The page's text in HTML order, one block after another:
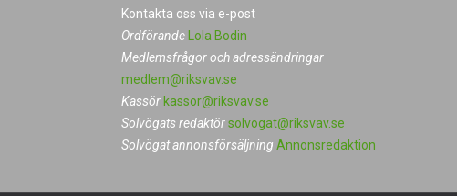
Kontakta oss via e-post
Ordförande
Lola Bodin
Medlemsfrågor och adressändringar
medlem@riksvav.se
Kassör kassor@riksvav.se
Solvögats redaktörsolvogat@riksvav.se
Solvögat annonsförsäljning Annonsredaktion